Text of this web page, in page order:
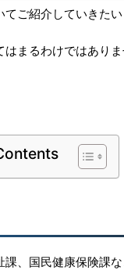
ご紹介していきたい
まるわけではあり
、国民健康保険課